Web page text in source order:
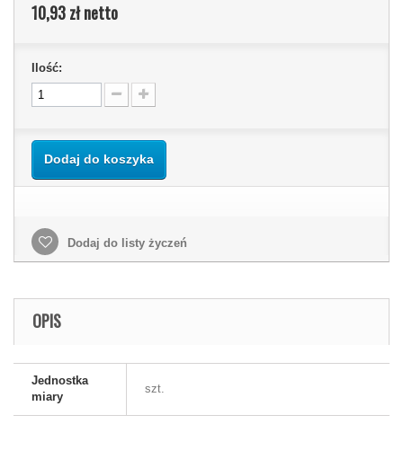
10,93 złnetto
Ilość:
Dodaj do koszyka
Dodaj do listy życzeń
OPIS
Jednostka
miary
szt.